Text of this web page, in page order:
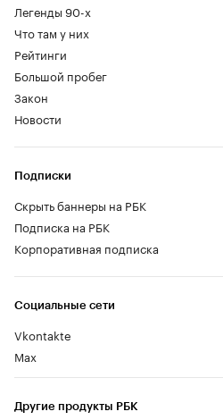
Легенды 90-х
Что там у них
Рейтинги
Большой пробег
Закон
Новости
Социальные сети
Vkontakte
Max
Другие продукты РБК
Подписки
Скрыть баннеры на РБК
Подписка на РБК
Корпоративная подписка